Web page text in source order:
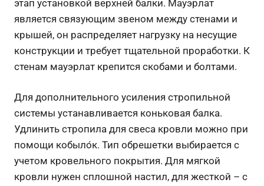
этап установкой верхней балки. Мауэрлат
является связующим звеном между стенами и
крышей, он распределяет нагрузку на несущие
конструкции и требует тщательной проработки. К
стенам мауэрлат крепится скобами и болтами.
Для дополнительного усиления стропильной
системы устанавливается коньковая балка.
Удлинить стропила для свеса кровли можно при
помощи кобыло́к. Тип обрешетки выбирается с
учетом кровельного покрытия. Для мягкой
кровли нужен сплошной настил, для жесткой – с